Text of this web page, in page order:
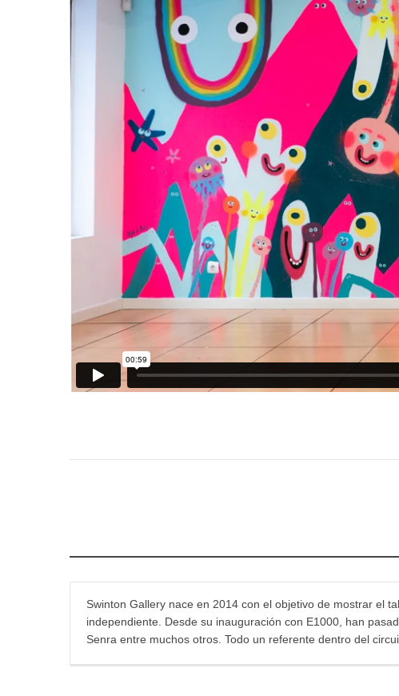
Swinton Gallery nace en 2014 con el objetivo de mostrar el
independiente. Desde su inauguración con E1000, han
Senra entre muchos otros. Todo un referente dentro del